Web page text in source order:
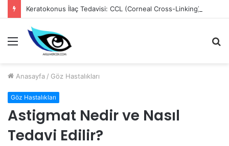
Keratokonus İlaç Tedavisi: CCL (Corneal Cross-Linking)
Menü
Anasayfa / Göz Hastalıkları
Göz Hastalıkları
Astigmat Nedir ve Nasıl
Tedavi Edilir?